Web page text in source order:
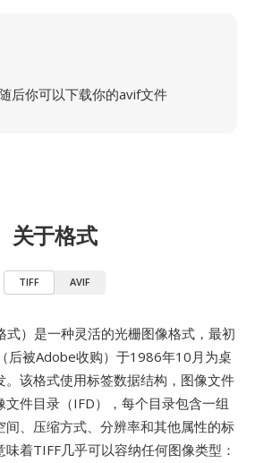
后你可以下载你的avif文件
关于格式
TIFF AVIF
式）是一种灵活的光栅图像格式，最初
（后被Adobe收购）于1986年10月为桌
。该格式使用标签数据结构，图像文件
件目录（IFD），每个目录包含一组
间、压缩方式、分辨率和其他属性的标
着TIFF几乎可以容纳任何图像类型：